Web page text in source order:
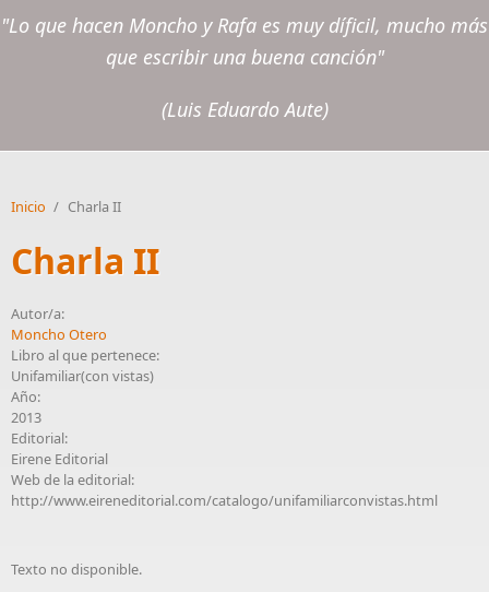
"Lo que hacen Moncho y Rafa es muy díficil, mucho más
que escribir una buena canción"
(Luis Eduardo Aute)
Inicio / Charla II
Charla II
Autor/a:
Moncho Otero
Libro al que pertenece:
Unifamiliar(con vistas)
Año:
2013
Editorial:
Eirene Editorial
Web de la editorial:
http://www.eireneditorial.com/catalogo/unifamiliarconvistas.html
Texto no disponible.